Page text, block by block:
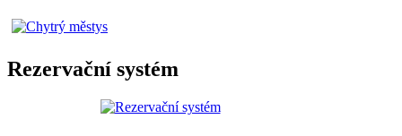
Rezervační systém